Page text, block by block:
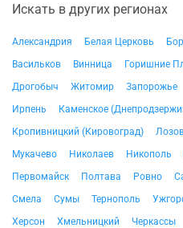
Искать в других регионах
Александрия Белая Церковь
Васильков
Винница Горишние
Дрогобыч
Житомир Запорожье
Ирпень
Каменское
Кропивницкий (Кировоград)
Мукачево
Николаев Никополь
Первомайск
Полтава Ровно
Смела
Сумы Тернополь
Херсон
Хмельницкий Черкассы